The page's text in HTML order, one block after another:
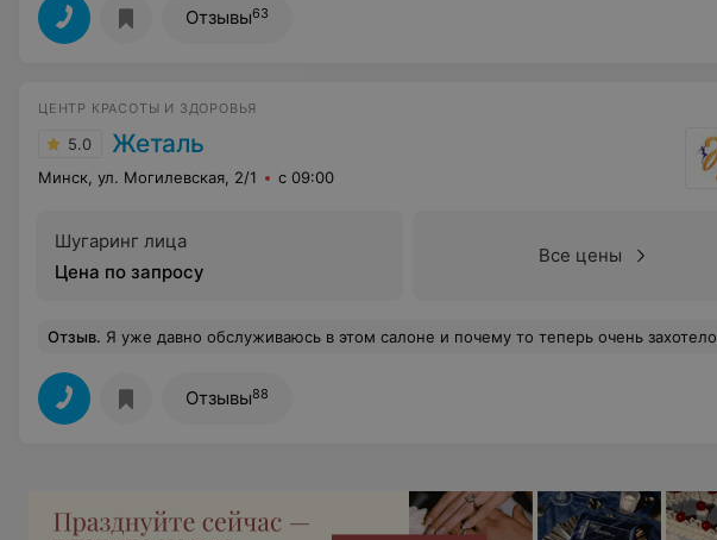
Отзывы63
ЦЕНТР КРАСОТЫ И ЗДОРОВЬЯ
5.0 Жеталь
Минск, ул. Могилевская, 2/1 с 09:00
Шугаринг лица
Цена по запросу
Все цены
Отзыв. Я уже давно обслуживаюсь в этом салоне и почему то теперь очень захотелось написать тёплые слова об этом салоне!учитывая,что я скажем где-то привередливый человек, особенно,когда это касается моей красоты, то я достаточно долго искапала хорошего парикмахера для себя! У меня тонкие волнистые и слегка пушистые волосы и кроме того, я ещё блондинка! Представьте, как трудно подобрать мне цвет краски, чтобы мои волосы выглядели натуральными, не желтыми, а именно натуральными белыми! Именно здесь я, наконец, для себя открыла замечательного Стилиста-парикмахера Ирину! Она не просто умница! Она человек - профессионал! Ирина идеально подобрала мне цвет и при чем теперь мы даже экспериментируем с цветом и оттенками и мне всегда нравится результат! Я реально просто счастлива, что теперь у меня красивые здоровые волосы и причёска супер!!! Кстати, хочу отметить, что у Ирины ручки лёгкие как говорят, волосы растут как на дрожжах! Спасибо вам огромное за ваш труд! И спасибо салону за теплое отношение!
Отзывы88